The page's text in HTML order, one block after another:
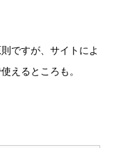
ですが、サイトによ
えるところも。